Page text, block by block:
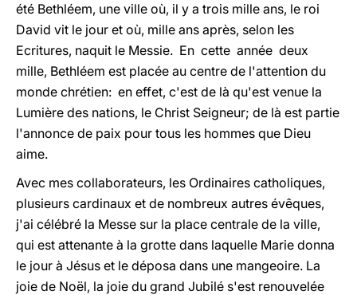
été Bethléem, une ville où, il y a trois mille ans, le roi
David vit le jour et où, mille ans après, selon les
Ecritures, naquit le Messie. En cette année deux
mille, Bethléem est placée au centre de l'attention du
monde chrétien: en effet, c'est de là qu'est venue la
Lumière des nations, le Christ Seigneur; de là est partie
l'annonce de paix pour tous les hommes que Dieu
aime.
Avec mes collaborateurs, les Ordinaires catholiques,
plusieurs cardinaux et de nombreux autres évêques,
j'ai célébré la Messe sur la place centrale de la ville,
qui est attenante à la grotte dans laquelle Marie donna
le jour à Jésus et le déposa dans une mangeoire. La
joie de Noël, la joie du grand Jubilé s'est renouvelée